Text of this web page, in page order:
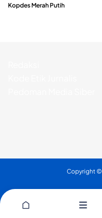
Kopdes Merah Putih
Copyright ©